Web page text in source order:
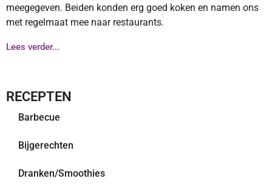
meegegeven. Beiden konden erg goed koken en namen ons
met regelmaat mee naar restaurants.
Lees verder...
RECEPTEN
Barbecue
Bijgerechten
Dranken/Smoothies